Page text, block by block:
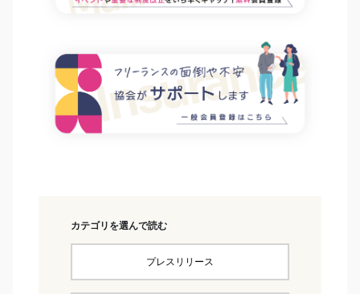
カテゴリを選んで読む
プレスリリース